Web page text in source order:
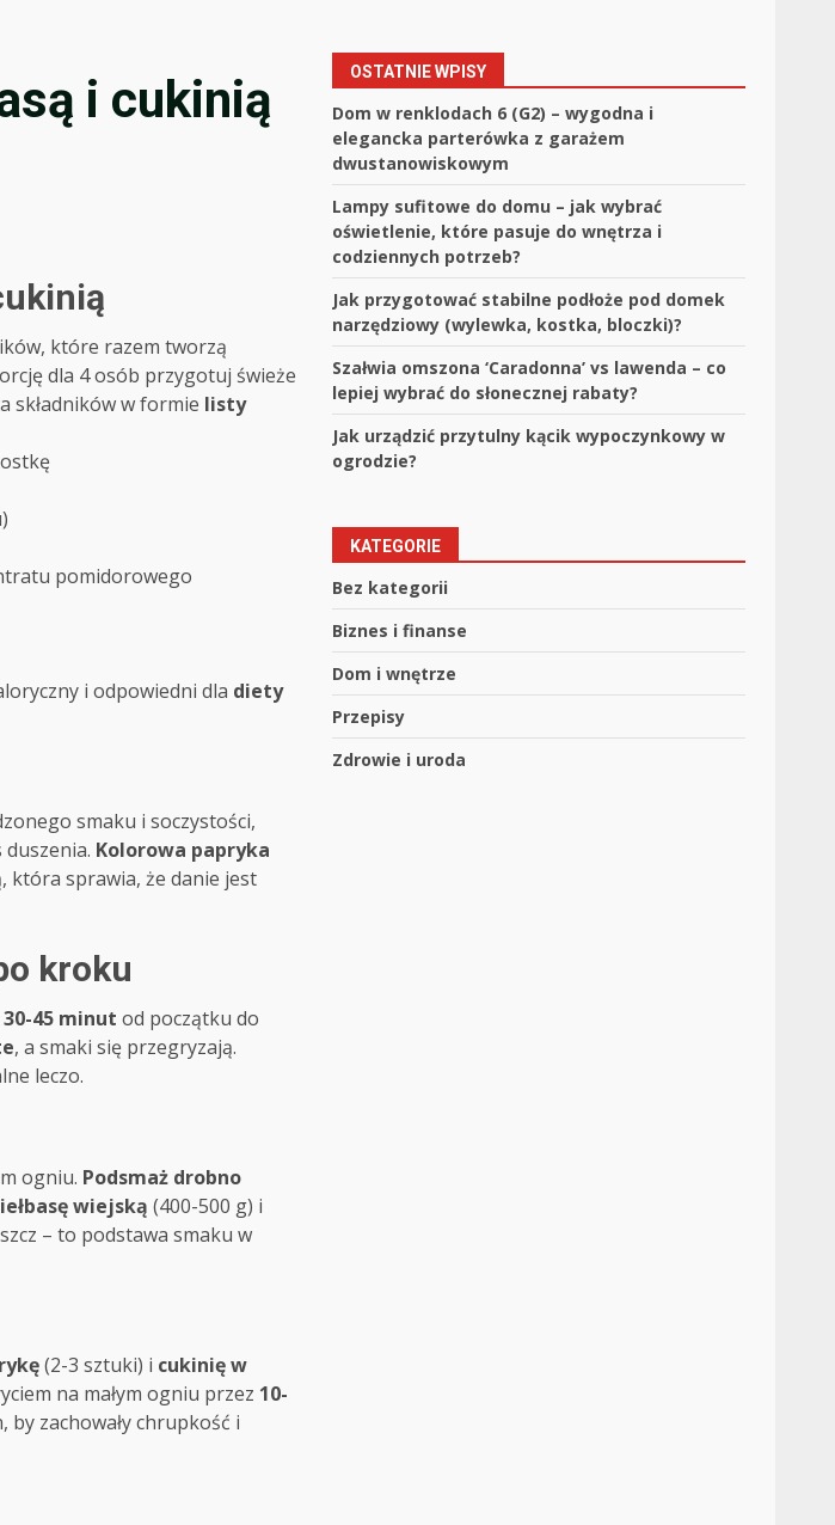
i cukinią
które razem tworzą
dla 4 osób przygotuj świeże
składników w formie listy
pomidorowego
i odpowiedni dla diety
smaku i soczystości,
Kolorowa papryka
która sprawia, że danie jest
kroku
30-45 minut od początku do
, a smaki się przegryzają.
leczo.
ogniu. Podsmaż drobno
wiejską (400-500 g) i
– to podstawa smaku w
(2-3 sztuki) i cukinię w
na małym ogniu przez 10-
zachowały chrupkość i
OSTATNIE WPISY
Dom w renklodach 6 (G2) – wygodna i
elegancka parterówka z garażem
dwustanowiskowym
Lampy sufitowe do domu – jak wybrać
oświetlenie, które pasuje do wnętrza i
codziennych potrzeb?
Jak przygotować stabilne podłoże pod domek
narzędziowy (wylewka, kostka, bloczki)?
Szałwia omszona ‘Caradonna’ vs lawenda – co
lepiej wybrać do słonecznej rabaty?
Jak urządzić przytulny kącik wypoczynkowy w
ogrodzie?
KATEGORIE
Bez kategorii
Biznes i finanse
Dom i wnętrze
Przepisy
Zdrowie i uroda